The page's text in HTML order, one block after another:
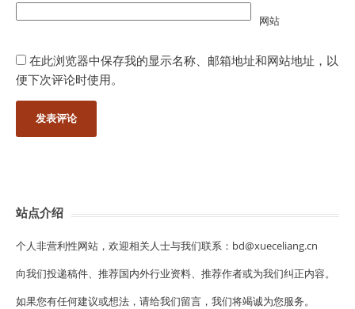
网站
在此浏览器中保存我的显示名称、邮箱地址和网站地址，以
便下次评论时使用。
站点介绍
个人非营利性网站，欢迎相关人士与我们联系：bd@xueceliang.cn
向我们投递稿件、推荐国内外行业资料、推荐作者或为我们纠正内容。
如果您有任何建议或想法，请给我们留言，我们将竭诚为您服务。